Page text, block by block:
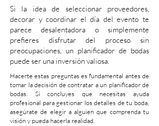
Si la idea de seleccionar proveedores,
decorar y coordinar el día del evento te
parece desalentadora o simplemente
prefieres disfrutar del proceso sin
preocupaciones, un planificador de bodas
puede ser una inversión valiosa.
Hacerte estas preguntas es fundamental antes de
tomar la decisión de contratar a un planificador de
bodas. Si concluyes que necesitas ayuda
profesional para gestionar los detalles de tu boda,
asegúrate de elegir a alguien que comprenda tu
visión y pueda hacerla realidad.